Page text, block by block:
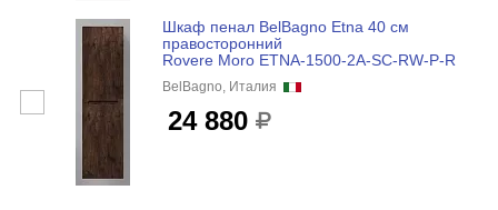
Шкаф пенал BelBagno Etna 40 см
правосторонний
Rovere Moro ETNA-1500-2A-SC-RW-P-R
BelBagno, Италия
24 880